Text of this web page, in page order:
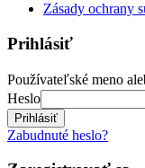
Zásady ochrany
Prihlásiť
Používateľské meno
Heslo
Prihlásiť
Zabudnuté heslo?